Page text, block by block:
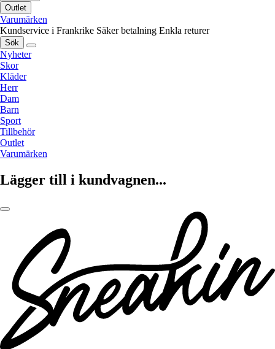
Outlet
Varumärken
Kundservice i Frankrike Säker betalning Enkla returer
Sök
Nyheter
Skor
Kläder
Herr
Dam
Barn
Sport
Tillbehör
Outlet
Varumärken
Lägger till i kundvagnen...